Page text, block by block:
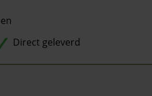
Direct geleverd